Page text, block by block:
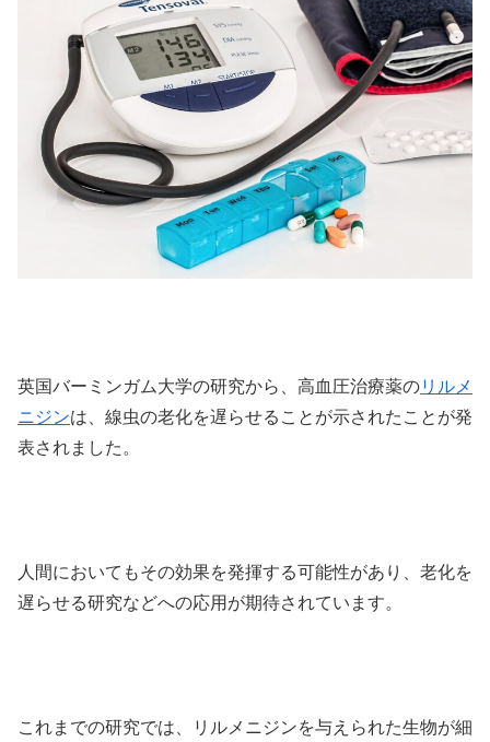
英国バーミンガム大学の研究から、高血圧治療薬のリルメ
ニジンは、線虫の老化を遅らせることが示されたことが発
表されました。
人間においてもその効果を発揮する可能性があり、老化を
遅らせる研究などへの応用が期待されています。
これまでの研究では、リルメニジンを与えられた生物が細